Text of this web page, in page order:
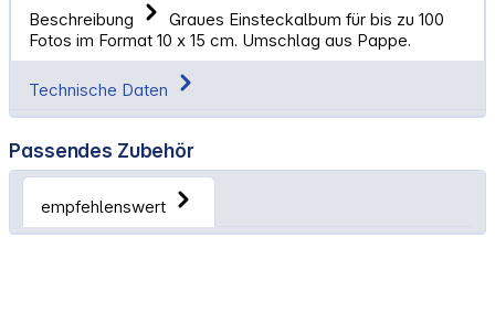
Beschreibung
Graues Einsteckalbum für bis zu 100
Fotos im Format 10 x 15 cm. Umschlag aus Pappe.
Technische Daten
Passendes Zubehör
empfehlenswert